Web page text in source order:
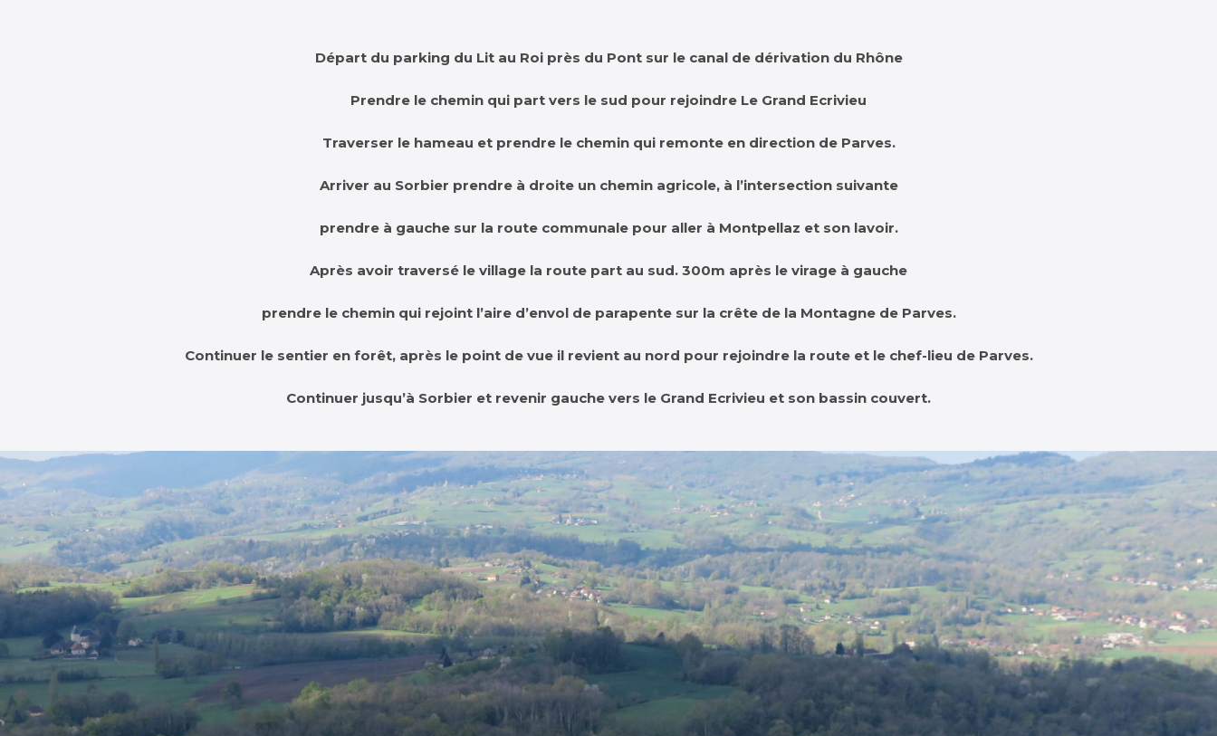
Départ du parking du Lit au Roi près du Pont sur le canal de dérivation du Rhône
Prendre le chemin qui part vers le sud pour rejoindre Le Grand Ecrivieu
Traverser le hameau et prendre le chemin qui remonte en direction de Parves.
Arriver au Sorbier prendre à droite un chemin agricole, à l’intersection suivante
prendre à gauche sur la route communale pour aller à Montpellaz et son lavoir.
Après avoir traversé le village la route part au sud. 300m après le virage à gauche
prendre le chemin qui rejoint l’aire d’envol de parapente sur la crête de la Montagne de Parves.
Continuer le sentier en forêt, après le point de vue il revient au nord pour rejoindre la route et le chef-lieu de Parves.
Continuer jusqu’à Sorbier et revenir gauche vers le Grand Ecrivieu et son bassin couvert.